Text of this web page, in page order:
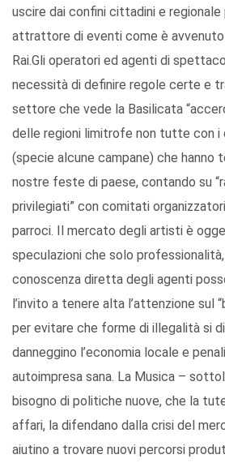
uscire dai confini cittadini e regionale
attrattore di eventi come è avvenuto
Rai.Gli operatori ed agenti di
necessità di definire regole certe e
settore che vede la Basilicata
delle regioni limitrofe non tutte con i
(specie alcune campane) che hanno
nostre feste di paese, contando su
privilegiati” con comitati
parroci. Il mercato degli artisti è
speculazioni che solo
conoscenza diretta degli agenti
l’invito a tenere alta l’attenzione sul
per evitare che forme di illegalità si
danneggino l’economia locale e
autoimpresa sana. La Musica –
bisogno di politiche nuove, che la
affari, la difendano dalla crisi del
aiutino a trovare nuovi percorsi